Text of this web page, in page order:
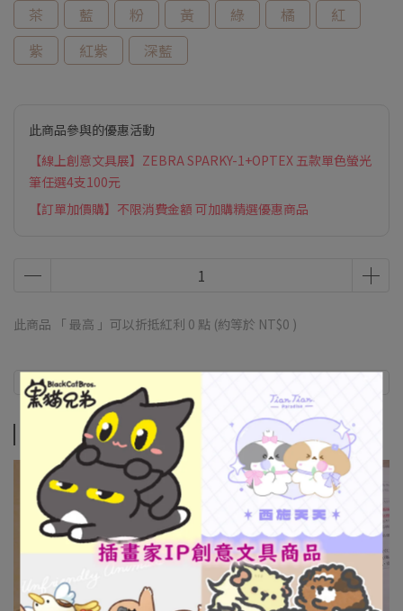
茶
藍 粉 黃 綠 橘
紅
紫
紅紫 深藍
此商品參與的優惠活動
【線上創意文具展】ZEBRA SPARKY-1+OPTEX 五款單色螢光
筆任選4支100元
【訂單加價購】不限消費金額 可加購精選優惠商品
此商品 「 最高 」可以折抵紅利 0 點 (約等於 NT$0 )
商品介紹